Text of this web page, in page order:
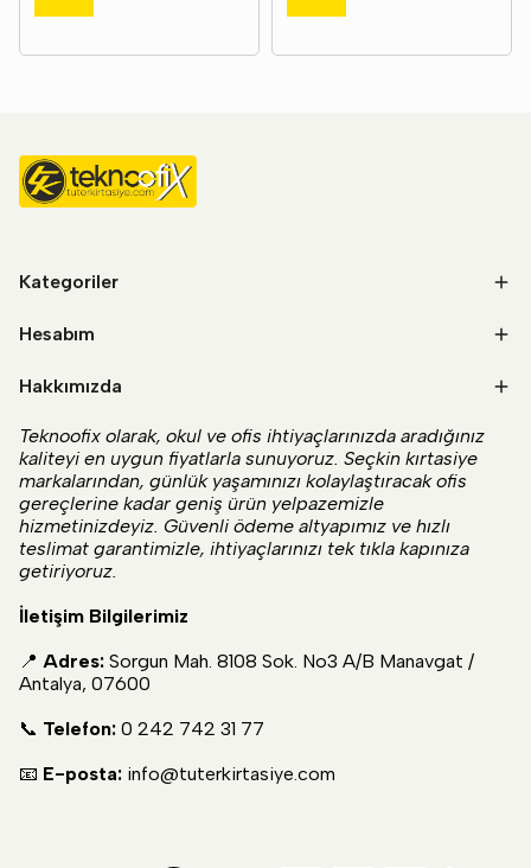
Kategoriler
Hesabım
Hakkımızda
Teknoofix olarak, okul ve ofis ihtiyaçlarınızda aradığınız
kaliteyi en uygun fiyatlarla sunuyoruz. Seçkin kırtasiye
markalarından, günlük yaşamınızı kolaylaştıracak ofis
gereçlerine kadar geniş ürün yelpazemizle
hizmetinizdeyiz. Güvenli ödeme altyapımız ve hızlı
teslimat garantimizle, ihtiyaçlarınızı tek tıkla kapınıza
getiriyoruz.
İletişim Bilgilerimiz
📍 Adres: Sorgun Mah. 8108 Sok. No3 A/B Manavgat /
Antalya, 07600
📞 Telefon: 0 242 742 31 77
📧 E-posta: info@tuterkirtasiye.com